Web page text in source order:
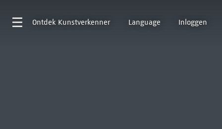
Ontdek Kunstverkenner Language Inloggen